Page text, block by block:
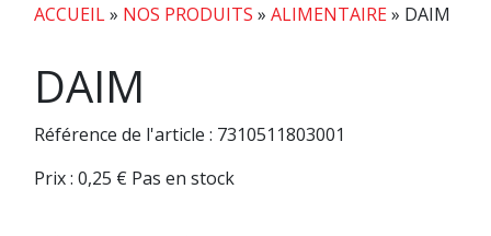
ACCUEIL» NOS PRODUITS » ALIMENTAIRE» DAIM
DAIM
Référence de l'article : 7310511803001
Prix : 0,25 € Pas en stock